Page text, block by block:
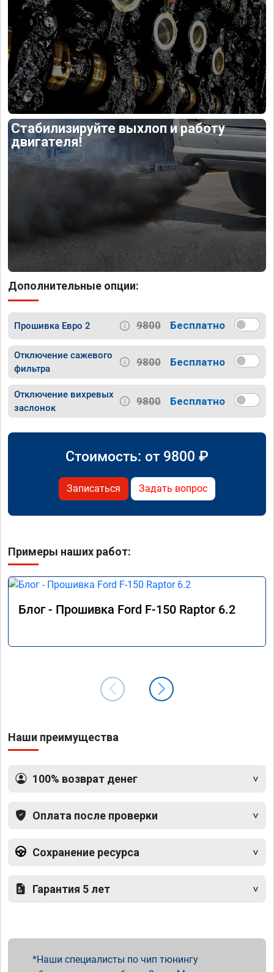
Стабилизируйте выхлоп и работу
двигателя!
Дополнительные опции:
Прошивка Евро 2 9800 Бесплатно
Отключение сажевого
фильтра
9800 Бесплатно
Отключение вихревых
заслонок
9800 Бесплатно
Стоимость: от 9800 ₽
Записаться Задать вопрос
Примеры наших работ:
Блог - Прошивка Ford F-150 Raptor 6.2
Наши преимущества
100% возврат денег
Оплата после проверки
Сохранение ресурса
Гарантия 5 лет
Наши специалисты по чип тюнингу